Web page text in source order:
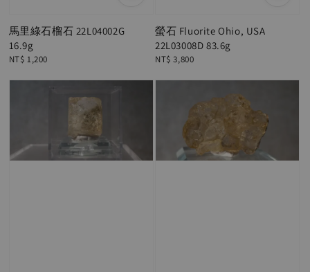
馬里綠石榴石 22L04002G
16.9g
Regular
NT$ 1,200
螢石 Fluorite Ohio, USA
22L03008D 83.6g
Regular
NT$ 3,800